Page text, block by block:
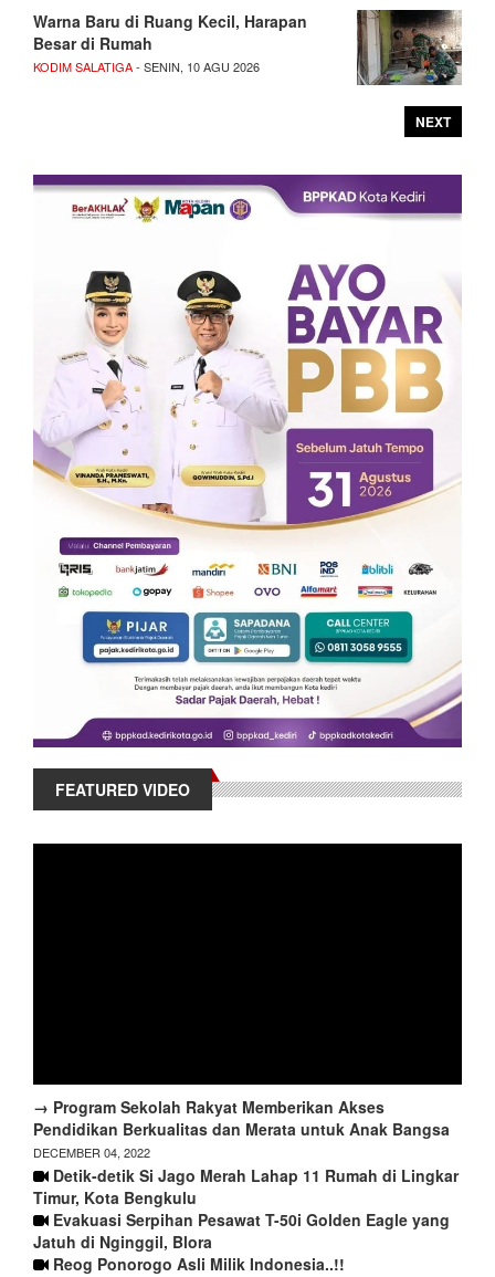
Warna Baru di Ruang Kecil, Harapan
Besar di Rumah
KODIM SALATIGA- SENIN, 10 AGU 2026
NEXT
FEATURED VIDEO
→ Program Sekolah Rakyat Memberikan Akses
Pendidikan Berkualitas dan Merata untuk Anak Bangsa
DECEMBER 04, 2022
Detik-detik Si Jago Merah Lahap 11 Rumah di Lingkar
Timur, Kota Bengkulu
Evakuasi Serpihan Pesawat T-50i Golden Eagle yang
Jatuh di Nginggil, Blora
Reog Ponorogo Asli Milik Indonesia..!!